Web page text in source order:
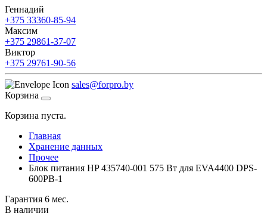
Геннадий
+375 33360-85-94
Максим
+375 29861-37-07
Виктор
+375 29761-90-56
sales@forpro.by
Корзина
Корзина пуста.
Главная
Хранение данных
Прочее
Блок питания HP 435740-001 575 Вт для EVA4400 DPS-
600PB-1
Гарантия 6 мес.
В наличии